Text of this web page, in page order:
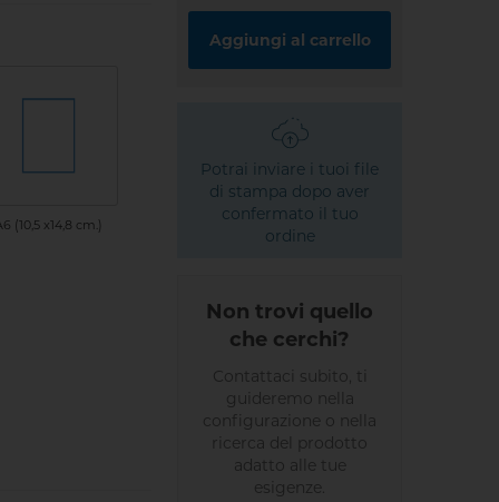
(10,5 x14,8 cm.)
Aggiungi al carrello
Potrai inviare i tuoi file
di stampa dopo aver
confermato il tuo
ordine
Non trovi quello
che cerchi?
Contattaci subito, ti
guideremo nella
configurazione o nella
ricerca del prodotto
adatto alle tue
esigenze.